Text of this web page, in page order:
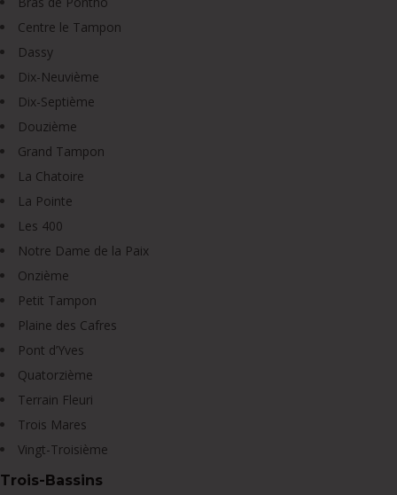
Centre le Tampon
Dassy
Dix-Neuvième
Dix-Septième
Douzième
Grand Tampon
La Chatoire
La Pointe
Les 400
Notre Dame de la Paix
Onzième
Petit Tampon
Plaine des Cafres
Pont d’Yves
Quatorzième
Terrain Fleuri
Trois Mares
Vingt-Troisième
Trois-Bassins